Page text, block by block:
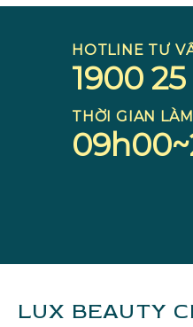
HOTLINE TƯ
1900
THỜI GIAN
LUX BEAUTY